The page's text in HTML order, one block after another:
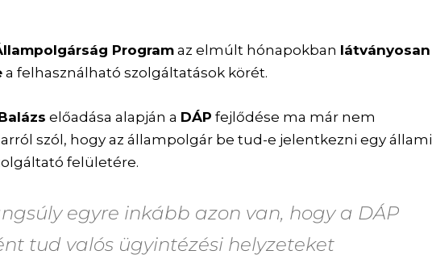
Program az elmúlt hónapokban látványosan
a felhasználható szolgáltatások körét.
előadása alapján a DÁP fejlődése ma már nem
szól, hogy az állampolgár be tud-e jelentkezni egy állami
felületére.
egyre inkább azon van, hogy a DÁP
tud valós ügyintézési helyzeteket